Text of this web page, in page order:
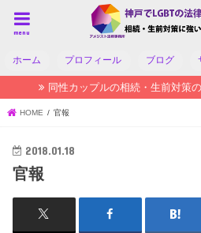
menu
ホーム プロフィール ブログ
同性カップルの相続・生前対策
HOME 官報
2018.01.18
官報